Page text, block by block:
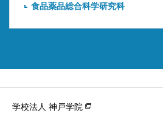
食品薬品総合科学研究科
学校法人 神戸学院